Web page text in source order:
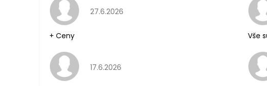
Hodnocení obchodu je 5 z 5 hvězdiček.
27.6.2026
+ Ceny Vše
Hodnocení obchodu je 5 z 5 hvězdiček.
17.6.2026